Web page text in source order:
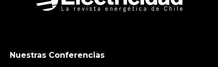
Nuestras Conferencias